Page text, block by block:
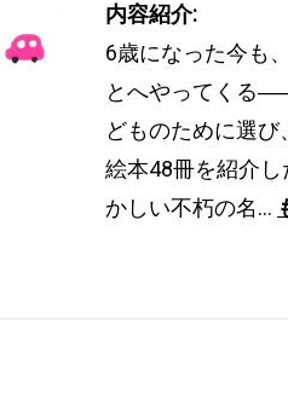
内容紹介:
6歳になった今も
とへやってくる
どものために選
絵本48冊を紹介
かしい不朽の名…